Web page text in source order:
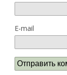
E-mail